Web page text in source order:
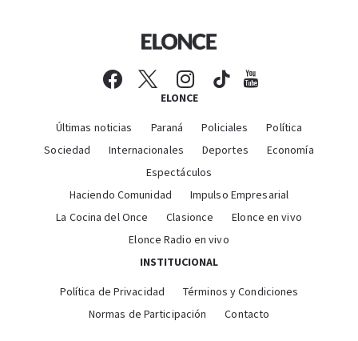
ELONCE
Últimas noticias Paraná Policiales
Política
Sociedad
Internacionales Deportes
Economía
Espectáculos
Haciendo Comunidad
Impulso Empresarial
La Cocina del Once
Clasionce
Elonce en vivo
Elonce Radio en vivo
INSTITUCIONAL
Política de Privacidad
Términos y Condiciones
Normas de Participación
Contacto